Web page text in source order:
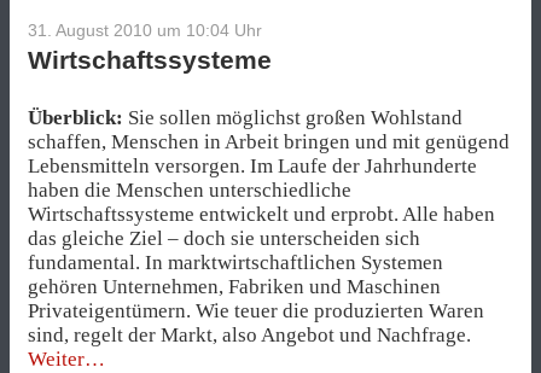
31. August 2010 um 10:04 Uhr
Wirtschaftssysteme
Überblick: Sie sollen möglichst großen Wohlstand
schaffen, Menschen in Arbeit bringen und mit genügend
Lebensmitteln versorgen. Im Laufe der Jahrhunderte
haben die Menschen unterschiedliche
Wirtschaftssysteme entwickelt und erprobt. Alle haben
das gleiche Ziel – doch sie unterscheiden sich
fundamental. In marktwirtschaftlichen Systemen
gehören Unternehmen, Fabriken und Maschinen
Privateigentümern. Wie teuer die produzierten Waren
sind, regelt der Markt, also Angebot und Nachfrage.
Weiter„Wirtschaftssysteme“